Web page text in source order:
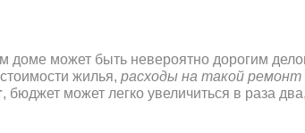
доме может быть невероятно дорогим
жилья, расходы на такой ремонт
, бюджет может легко увеличиться в раза